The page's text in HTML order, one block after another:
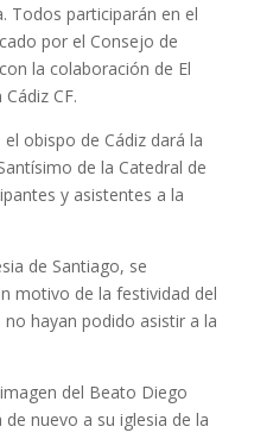
Todos participarán en el
por el Consejo de
la colaboración de El
CF.
obispo de Cádiz dará la
de la Catedral de
y asistentes a la
de Santiago, se
motivo de la festividad del
hayan podido asistir a la
del Beato Diego
de nuevo a su iglesia de la